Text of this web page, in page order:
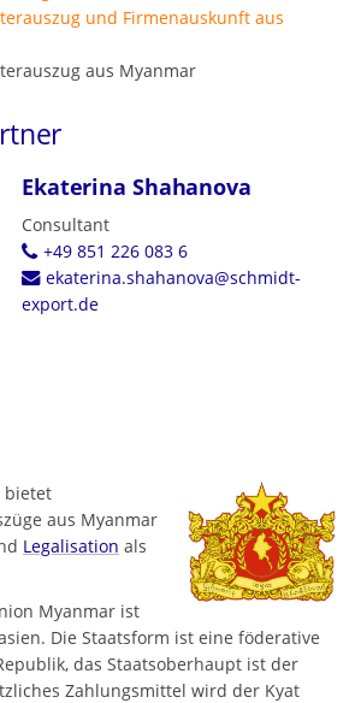
und Firmenauskunft aus
aus Myanmar
Ekaterina Shahanova
Consultant
+49 851 226 083 6
ekaterina.shahanova@schmidt-
export.de
bietet
aus Myanmar
Legalisation als
Myanmar ist
Die Staatsform ist eine föderative
das Staatsoberhaupt ist der
Zahlungsmittel wird der Kyat